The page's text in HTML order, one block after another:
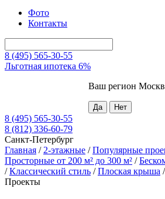
Фото
Контакты
8 (495) 565-30-55
Льготная ипотека 6%
Ваш регион
8 (495) 565-30-55
8 (812) 336-60-79
Санкт-Петербург
Главная / 2-этажные /Популярные
Просторные от 200 м² до 300 м² /
/Классический стиль /Плоская крыша /
Проекты